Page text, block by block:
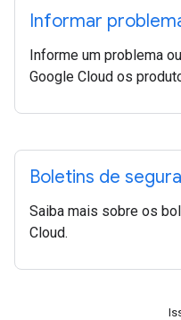
Informar
Informe um problema
Google Cloud os
Boletins de
Saiba mais sobre os
Cloud.